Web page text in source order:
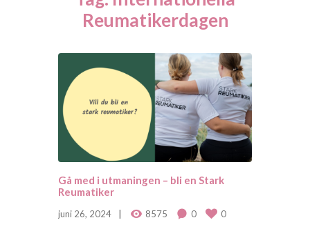
Reumatikerdagen
Gå med i utmaningen – bli en Stark
Reumatiker
juni 26, 2024 8575 0 0